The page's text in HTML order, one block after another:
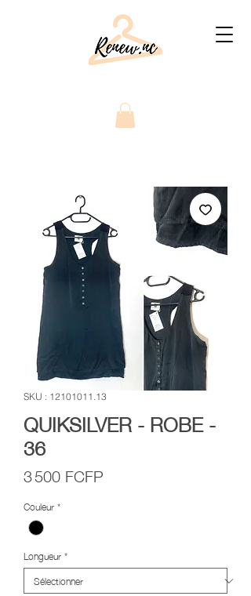
SKU : 12101011.13
QUIKSILVER - ROBE -
36
3 500 FCFP
Couleur*
Longueur*